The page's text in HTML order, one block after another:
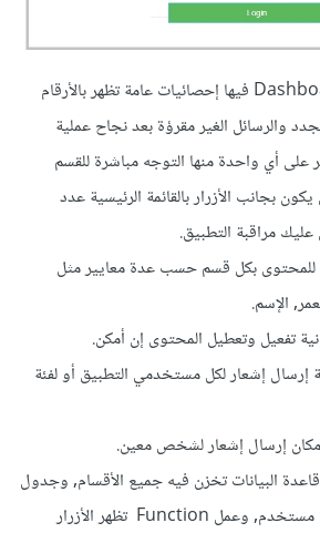
يفضل أن يكون هناك Dashboard فيها إحصائيات عامة تظهر بالأرقام
والرسائل الغير مقرؤة بعد نجاح عملية
على أي واحدة منها التوجه مباشرة للقسم
بجانب الأزرار بالقائمة الرئيسية عدد
مراقبة التطبيق.
للمحتوى بكل قسم حسب عدة معايير مثل
الإسم.
تفعيل وتعطيل المحتوى إن أمكن.
إرسال إشعار لكل مستخدمي التطبيق أو لفئة
إرسال إشعار لشخص معين.
البيانات تخزن فيه جميع الأقسام, وجدول
آخر لتخزين صلاحيات كل مستخدم, وعمل Function تظهر الأزرار